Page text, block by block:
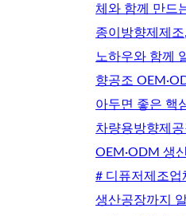
체와 함께 만드
종이방향제제
노하우와 함께
향공조
아두면 좋은 핵
차량용방향제
OEM·ODM 생
# 디퓨저제조업
생산공장까지